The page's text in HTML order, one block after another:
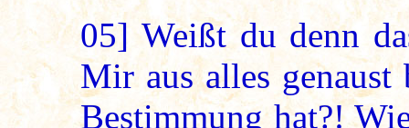
05] Weißt du denn
Mir aus alles genaust
Bestimmung hat?!